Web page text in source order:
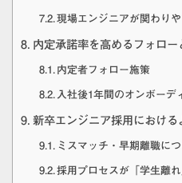
現場エンジニアが関わり
内定承諾率を高めるフォロ
内定者フォロー施策
入社後1年間のオンボーデ
新卒エンジニア採用におけ
ミスマッチ・早期離職に
採用プロセスが「学生離